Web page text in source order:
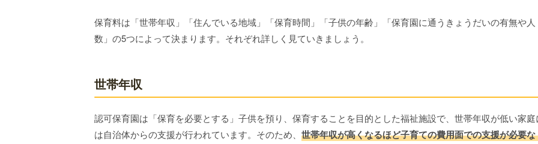
保育料は「世帯年収」「住んでいる地域」「保育時間」「子供の年齢」「保育園に通うきょうだいの有無や人
数」の5つによって決まります。それぞれ詳しく見ていきましょう。
世帯年収
認可保育園は「保育を必要とする」子供を預り、保育することを目的とした福祉施設で、世帯年収が低い家庭
は自治体からの支援が行われています。そのため、 世帯年収が高くなるほど子育ての費用面での支援が必要な